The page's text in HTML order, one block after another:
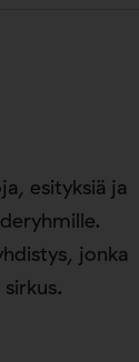
esityksiä ja
jonka